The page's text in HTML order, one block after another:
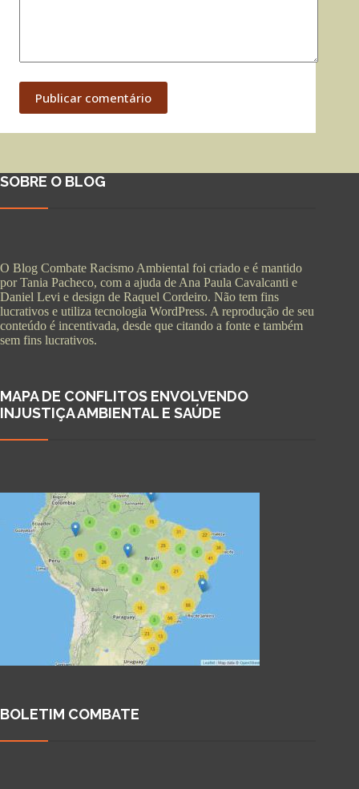
Publicar comentário
SOBRE O BLOG
O Blog Combate Racismo Ambiental foi criado e é mantido
por Tania Pacheco, com a ajuda de Ana Paula Cavalcanti e
Daniel Levi e design de Raquel Cordeiro. Não tem fins
lucrativos e utiliza tecnologia WordPress. A reprodução de seu
conteúdo é incentivada, desde que citando a fonte e também
sem fins lucrativos.
MAPA DE CONFLITOS ENVOLVENDO
INJUSTIÇA AMBIENTAL E SAÚDE
BOLETIM COMBATE